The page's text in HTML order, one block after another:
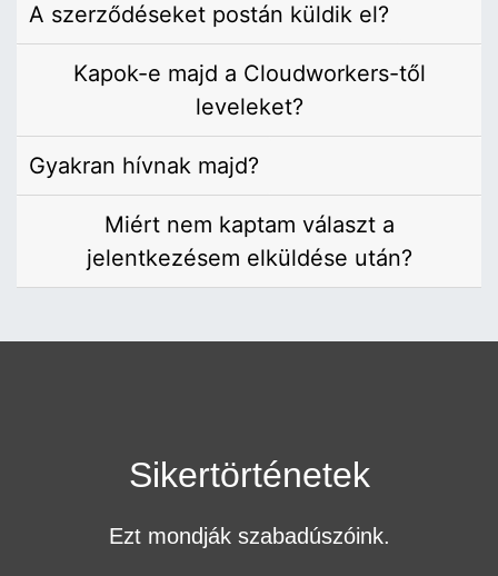
A szerződéseket postán küldik el?
Kapok-e majd a Cloudworkers-től
leveleket?
Gyakran hívnak majd?
Miért nem kaptam választ a
jelentkezésem elküldése után?
Sikertörténetek
Ezt mondják szabadúszóink.